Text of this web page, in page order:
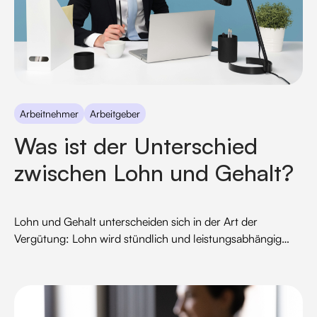
Arbeitnehmer Arbeitgeber
Was ist der Unterschied
zwischen Lohn und Gehalt?
Lohn und Gehalt unterscheiden sich in der Art der
Vergütung: Lohn wird stündlich und leistungsabhängig
Unterschiede, Überschneidungen und rechtlichen
Rahmenbedingungen in Deutschland.